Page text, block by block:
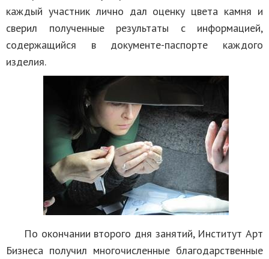
каждый участник лично дал оценку цвета камня и
сверил полученные результаты с информацией,
содержащийся в документе-паспорте каждого
изделия.
По окончании второго дня занятий, Институт Арт
Бизнеса получил многочисленные благодарственные